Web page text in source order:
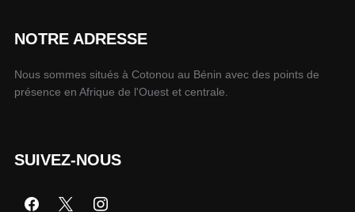
NOTRE ADRESSE
Nous sommes situés à Cotonou au Bénin avec des points de
présence en Afrique de l'Ouest et centrale.
SUIVEZ-NOUS